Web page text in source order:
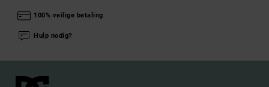
100% veilige betaling
Hulp nodig?